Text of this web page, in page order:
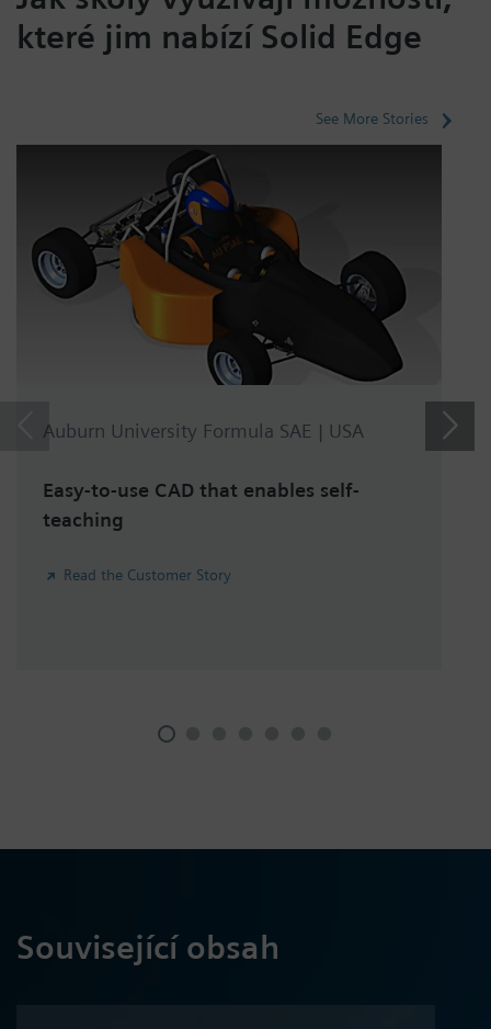
které jim nabízí Solid Edge
See More Stories
Auburn University Formula SAE | USA
Easy-to-use CAD that enables self-
teaching
Read the Customer Story
Související obsah